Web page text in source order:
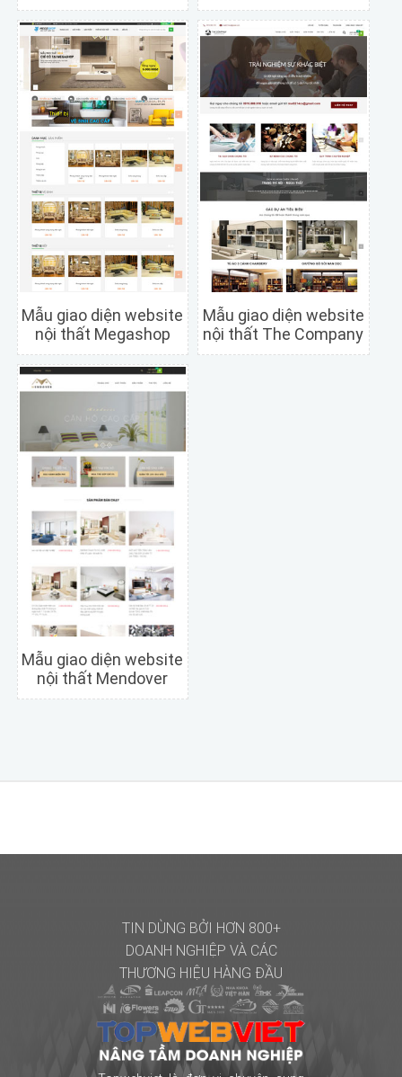
Mẫu giao diện website
nội thất Megashop
Mẫu giao diện website
nội thất The Company
Mẫu giao diện website
nội thất Mendover
TIN DÙNG BỞI HƠN 800+
DOANH NGHIỆP VÀ CÁC
THƯƠNG HIỆU HÀNG ĐẦU